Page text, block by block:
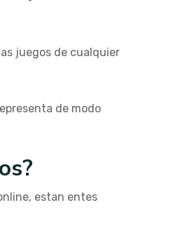
juegos de cualquier
de modo
estan entes